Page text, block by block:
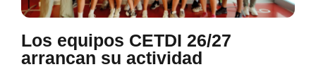
Los equipos CETDI 26/27
arrancan su actividad